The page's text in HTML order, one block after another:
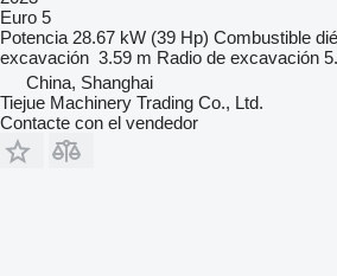
Euro 5
Potencia 28.67 kW (39 Hp) Combustible
excavación 3.59 m Radio de excavación
China, Shanghai
Tiejue Machinery Trading Co., Ltd.
Contacte con el vendedor